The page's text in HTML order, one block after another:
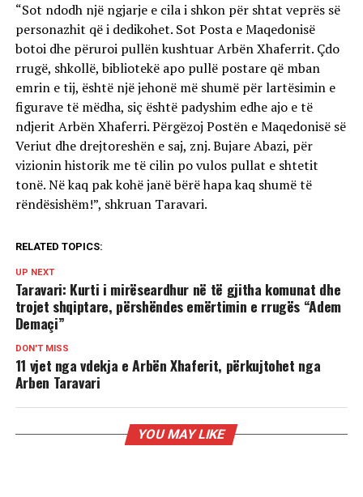
“Sot ndodh një ngjarje e cila i shkon për shtat veprës së
personazhit që i dedikohet. Sot Posta e Maqedonisë
botoi dhe përuroi pullën kushtuar Arbën Xhaferrit. Çdo
rrugë, shkollë, bibliotekë apo pullë postare që mban
emrin e tij, është një jehonë më shumë për lartësimin e
figurave të mëdha, siç është padyshim edhe ajo e të
ndjerit Arbën Xhaferri. Përgëzoj Postën e Maqedonisë së
Veriut dhe drejtoreshën e saj, znj. Bujare Abazi, për
vizionin historik me të cilin po vulos pullat e shtetit
tonë. Në kaq pak kohë janë bërë hapa kaq shumë të
rëndësishëm!”, shkruan Taravari.
RELATED TOPICS:
UP NEXT
Taravari: Kurti i mirëseardhur në të gjitha komunat dhe
trojet shqiptare, përshëndes emërtimin e rrugës “Adem
Demaçi”
DON'T MISS
11 vjet nga vdekja e Arbën Xhaferit, përkujtohet nga
Arben Taravari
YOU MAY LIKE